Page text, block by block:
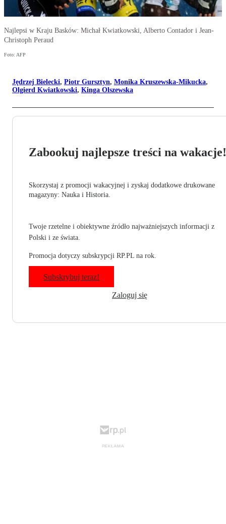
Najlepsi w Kraju Basków: Michał Kwiatkowski, Alberto Contador i Jean-
Christoph Peraud
Foto: AFP
Jędrzej Bielecki, Piotr Gursztyn, Monika Kruszewska-Mikucka,
Olgierd Kwiatkowski, Kinga Olszewska
Zabookuj najlepsze treści na wakacje!
Skorzystaj z promocji wakacyjnej i zyskaj dodatkowe drukowane
magazyny: Nauka i Historia.
Twoje rzetelne i obiektywne źródło najważniejszych informacji z
Polski i ze świata.
Promocja dotyczy subskrypcji RP.PL na rok.
Subskrybuj teraz!
Zaloguj się